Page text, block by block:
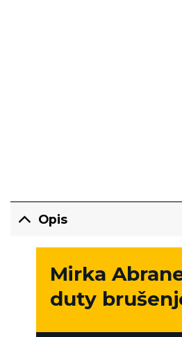
Opis
Mirka
duty